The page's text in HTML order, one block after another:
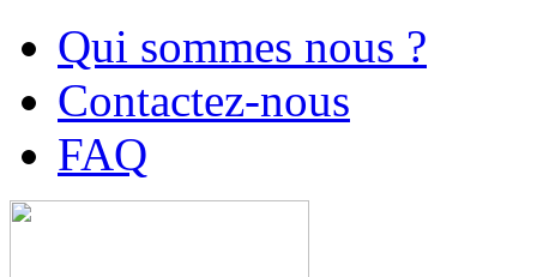
Qui sommes nous ?
Contactez-nous
FAQ